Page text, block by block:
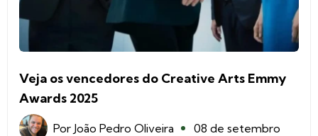
Veja os vencedores do Creative Arts Emmy
Awards 2025
Por João Pedro Oliveira 08 de setembro